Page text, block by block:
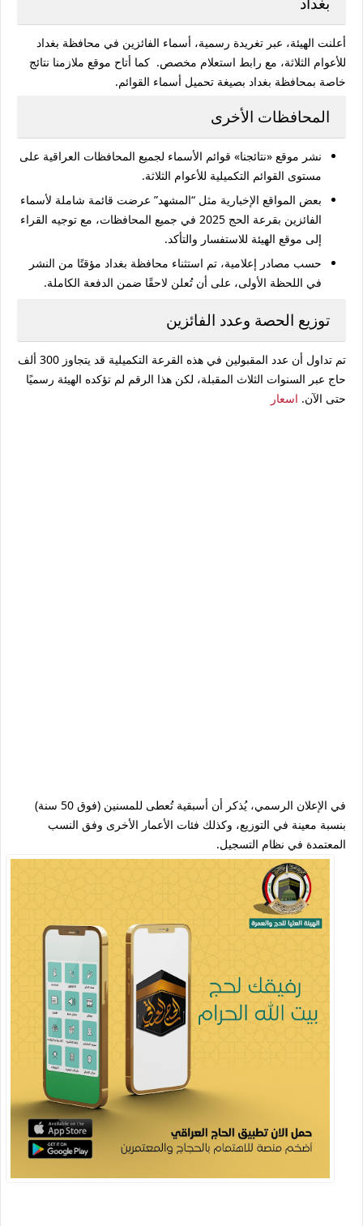
أعلنت الهيئة، عبر تغريدة رسمية، أسماء الفائزين في محافظة بغداد
للأعوام الثلاثة، مع رابط استعلام مخصص. كما أتاح موقع ملازمنا نتائج
خاصة بمحافظة بغداد بصيغة تحميل أسماء القوائم.
المحافظات الأخرى
نشر موقع «نتائجنا» قوائم الأسماء لجميع المحافظات العراقية على
مستوى القوائم التكميلية للأعوام الثلاثة.
بعض المواقع الإخبارية مثل “المشهد” عرضت قائمة شاملة لأسماء
الفائزين بقرعة الحج 2025 في جميع المحافظات، مع توجيه القراء
إلى موقع الهيئة للاستفسار والتأكد.
حسب مصادر إعلامية، تم استثناء محافظة بغداد مؤقتًا من النشر
في اللحظة الأولى، على أن تُعلن لاحقًا ضمن الدفعة الكاملة.
توزيع الحصة وعدد الفائزين
تم تداول أن عدد المقبولين في هذه القرعة التكميلية قد يتجاوز
300 ألف
حاج عبر السنوات الثلاث المقبلة، لكن هذا الرقم لم تؤكده الهيئة رسميًا
حتى الآن. اسعار
في الإعلان الرسمي، يُذكر أن أسبقية تُعطى للمسنين (فوق 50 سنة)
بنسبة معينة في التوزيع، وكذلك فئات الأعمار الأخرى وفق النسب
المعتمدة في نظام التسجيل.